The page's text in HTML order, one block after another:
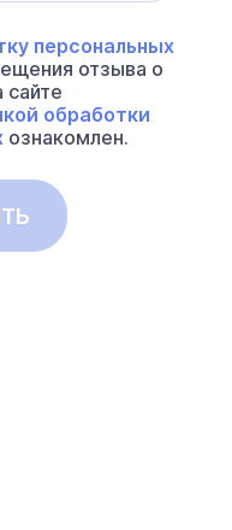
персональных
отзыва о
сайте
обработки
ознакомлен.